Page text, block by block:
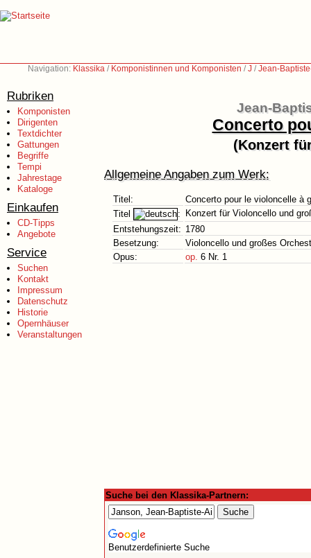
Navigation: Klassika / Komponistinnen und Komponisten /J /Jean-
Rubriken
Komponisten
Dirigenten
Textdichter
Gattungen
Begriffe
Tempi
Jahrestage
Kataloge
Einkaufen
CD-Tipps
Angebote
Service
Suchen
Kontakt
Impressum
Datenschutz
Historie
Opernhäuser
Veranstaltungen
Jean-
Concerto
(Konzert
Allgemeine Angaben zum Werk:
Titel:
Concerto pour le violoncelle à
Titel
:
Konzert für Violoncello und
Entstehungszeit: 1780
Besetzung:
Violoncello und großes
Opus:
op. 6 Nr. 1
Suche bei den Klassika-Partnern:
Benutzerdefinierte Suche